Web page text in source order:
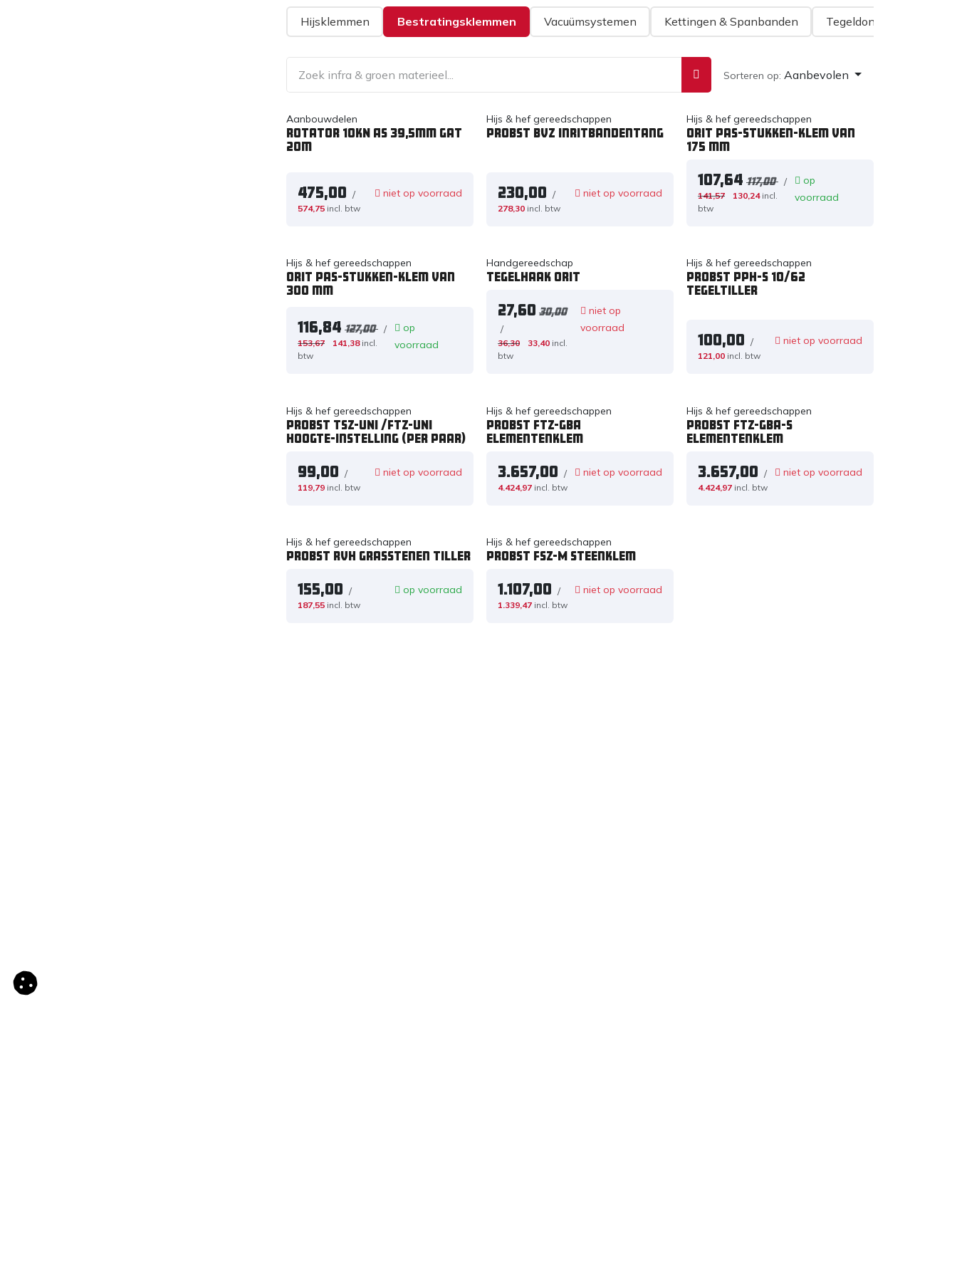
Hijsklemmen Bestratingsklemmen Vacuümsystemen Kettingen & Spanbanden Tegeldonkeys
Sorteren op: Aanbevolen
Aanbouwdelen
Rotator 10kN As 39,5mm Gat
20m
475,00 /
574,75 incl. btw
niet op voorraad
Hijs & hef gereedschappen
PROBST BVZ Inritbandentang
230,00 /
278,30 incl. btw
niet op voorraad
Hijs & hef gereedschappen
Orit Pas-stukken-klem van
175 mm
107,64 117,00 /
141,57 130,24 incl.
btw
op
voorraad
Hijs & hef gereedschappen
Orit Pas-stukken-klem van
300 mm
116,84 127,00 /
153,67 141,38 incl.
btw
op
voorraad
Handgereedschap
Tegelhaak ORIT
27,60 30,00
/
36,30 33,40 incl.
btw
niet op
voorraad
Hijs & hef gereedschappen
PROBST PPH-S 10/62
tegeltiller
100,00 /
121,00 incl. btw
niet op voorraad
Hijs & hef gereedschappen
PROBST TSZ-UNI /FTZ-UNI
hoogte-instelling (per paar)
99,00 /
119,79 incl. btw
niet op voorraad
Hijs & hef gereedschappen
PROBST FTZ-GBA
Elementenklem
3.657,00 /
4.424,97 incl. btw
niet op voorraad
Hijs & hef gereedschappen
PROBST FTZ-GBA-S
Elementenklem
3.657,00 /
4.424,97 incl. btw
niet op voorraad
Hijs & hef gereedschappen
PROBST RVH Grasstenen tiller
155,00 /
187,55 incl. btw
op voorraad
Hijs & hef gereedschappen
PROBST FSZ-M steenklem
1.107,00 /
1.339,47 incl. btw
niet op voorraad